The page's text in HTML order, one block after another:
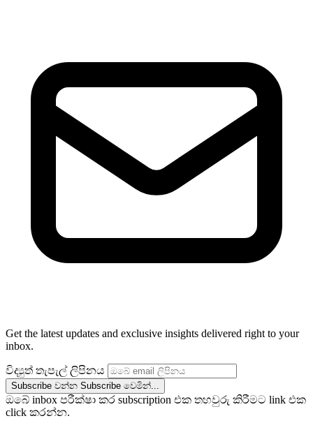
Get the latest updates and exclusive insights delivered right to your
inbox.
විද්‍යුත් තැපැල් ලිපිනය
Subscribe වන්න Subscribe වෙමින්...
ඔබේ inbox පරීක්ෂා කර subscription එක තහවුරු කිරීමට link එක
click කරන්න.